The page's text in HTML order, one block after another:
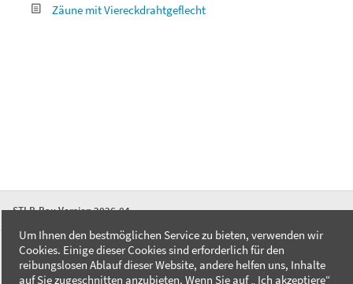
Zäune mit Viereckdrahtgeflecht
STLB-Bau Version 2026-04
FAQ
Kontakt
Um Ihnen den bestmöglichen Service zu bieten, verwenden wir
Cookies. Einige dieser Cookies sind erforderlich für den
reibungslosen Ablauf dieser Website, andere helfen uns, Inhalte
auf Sie zugeschnitten anzubieten. Wenn Sie auf „ Ich akzeptiere“